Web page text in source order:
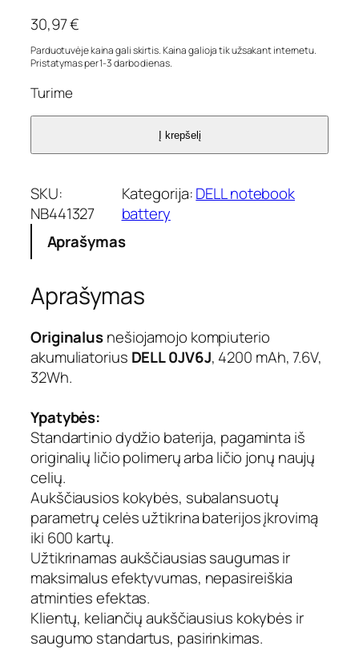
30,97€
Parduotuvėje kaina gali skirtis. Kaina galioja tik užsakant internetu.
Pristatymas per 1-3 darbo dienas.
Turime
Į krepšelį
SKU:
NB441327
Kategorija:DELL notebook
battery
Aprašymas
Aprašymas
Originalusnešiojamojo kompiuterio
akumuliatorius DELL 0JV6J, 4200 mAh, 7.6V,
32Wh.
Ypatybės:
Standartinio dydžio baterija, pagaminta iš
originalių ličio polimerų arba ličio jonų naujų
celių.
Aukščiausios kokybės, subalansuotų
parametrų celės užtikrina baterijos įkrovimą
iki 600 kartų.
Užtikrinamas aukščiausias saugumas ir
maksimalus efektyvumas, nepasireiškia
atminties efektas.
Klientų, keliančių aukščiausius kokybės ir
saugumo standartus, pasirinkimas.